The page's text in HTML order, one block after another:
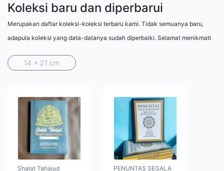
Koleksi baru dan diperbarui
Merupakan daftar koleksi-koleksi terbaru kami. Tidak semuanya baru,
adapula koleksi yang data-datanya sudah diperbaiki. Selamat menikmati
14 x 21 cm
Shalat Tahajud PENUNTAS SEGALA